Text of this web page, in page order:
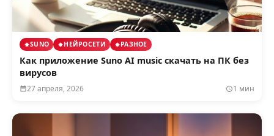
SUNO НЕЙРОСЕТИ РАЗНОЕ
Как приложение Suno AI music скачать на ПК без
вирусов
27 апреля, 2026 1 мин